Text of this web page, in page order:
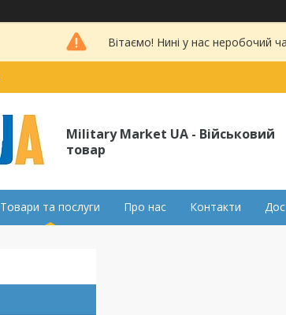
Вітаємо! Нині у нас неробочий
Military Market UA - Військовий
товар
Товари та послуги Про нас Контакти